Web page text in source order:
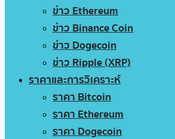
ข่าว Ethereum
ข่าว Binance Coin
ข่าว Dogecoin
ข่าว Ripple (XRP)
ราคาและการวิเคราะห์
ราคา Bitcoin
ราคา Ethereum
ราคา Dogecoin